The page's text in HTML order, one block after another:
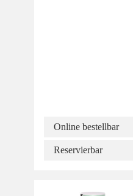
Online bestellbar
Reservierbar